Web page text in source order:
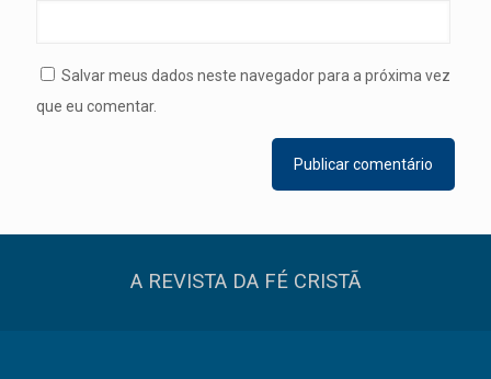
Salvar meus dados neste navegador para a próxima vez
que eu comentar.
A REVISTA DA FÉ CRISTÃ